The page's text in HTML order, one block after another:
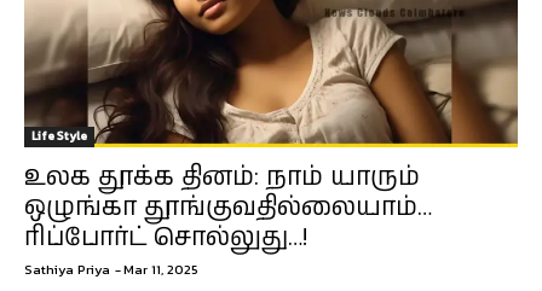
Life Style
உலக தூக்க தினம்: நாம் யாரும்
ஒழுங்கா தூங்குவதில்லையாம்…
ரிப்போர்ட் சொல்லுது…!
Sathiya Priya -Mar 11, 2025